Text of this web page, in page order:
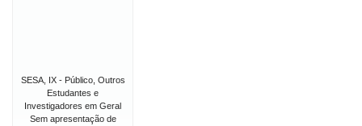
SESA, IX - Público, Outros
Estudantes e
Investigadores em Geral
Sem apresentação de